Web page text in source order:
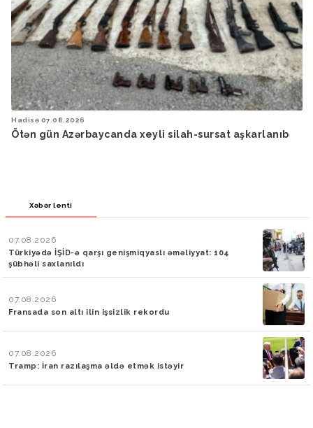
Hadisə 07.08.2026
Ötən gün Azərbaycanda xeyli silah-sursat aşkarlanıb
Xəbər lenti
07.08.2026
Türkiyədə İŞİD-ə qarşı genişmiqyaslı əməliyyat: 104
şübhəli saxlanıldı
07.08.2026
Fransada son altı ilin işsizlik rekordu
07.08.2026
Tramp: İran razılaşma əldə etmək istəyir